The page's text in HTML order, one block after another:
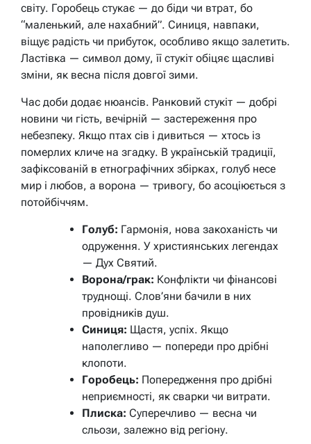
світу. Горобець стукає — до біди чи втрат, бо
“маленький, але нахабний”. Синиця, навпаки,
віщує радість чи прибуток, особливо якщо залетить.
Ластівка — символ дому, її стукіт обіцяє щасливі
зміни, як весна після довгої зими.
Час доби додає нюансів. Ранковий стукіт — добрі
новини чи гість, вечірній — застереження про
небезпеку. Якщо птах сів і дивиться — хтось із
померлих кличе на згадку. В українській традиції,
зафіксованій в етнографічних збірках, голуб несе
мир і любов, а ворона — тривогу, бо асоціюється з
потойбіччям.
Голуб: Гармонія, нова закоханість чи
одруження. У християнських легендах
— Дух Святий.
Ворона/грак: Конфлікти чи фінансові
труднощі. Слов’яни бачили в них
провідників душ.
Синиця: Щастя, успіх. Якщо
наполегливо — попереди про дрібні
клопоти.
Горобець: Попередження про дрібні
неприємності, як сварки чи витрати.
Плиска: Суперечливо — весна чи
сльози, залежно від регіону.